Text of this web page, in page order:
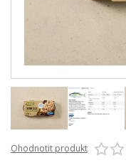
Ohodnotit produkt